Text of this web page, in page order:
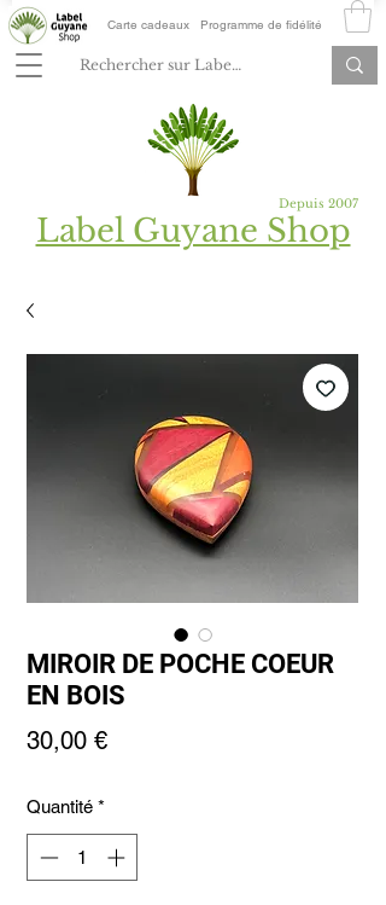
Carte cadeaux Programme de fidélité
Depuis 2007
Label Guyane Shop
MIROIR DE POCHE COEUR
EN BOIS
30,00 €Prix
Quantité *